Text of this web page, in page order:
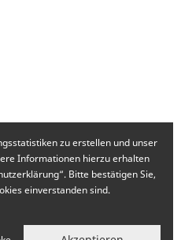
zu erstellen und unser
Informationen hierzu erhalten
Bitte bestätigen Sie,
einverstanden sind.